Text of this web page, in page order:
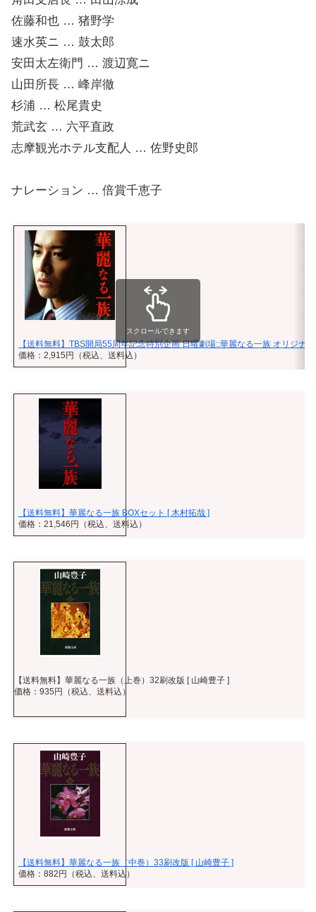
佐藤和也 … 猪野学
速水英ニ … 鼓太郎
安田太左衛門 … 渡辺寛ニ
山田所長 … 峰岸徹
杉浦 … 松尾貴史
荒武玄 … 六平直政
志摩観光ホテル支配人 … 佐野史郎
ナレーション … 倍賞千恵子
【送料無料】TBS開局55周年記念特別企画 日曜劇場::華麗なる一族 オリジナ
価格：2,915円（税込、送料込）
スクロールできます
【送料無料】華麗なる一族 BOXセット [ 木村拓哉 ]
価格：21,546円（税込、送料込）
【送料無料】華麗なる一族（上巻）32刷改版 [ 山崎豊子 ]
価格：935円（税込、送料込）
【送料無料】華麗なる一族（中巻）33刷改版 [ 山崎豊子 ]
価格：882円（税込、送料込）